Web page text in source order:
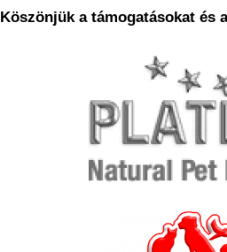
Köszönjük a támogatásokat és